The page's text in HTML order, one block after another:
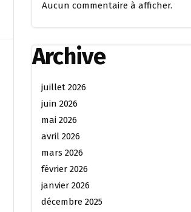
Aucun commentaire à afficher.
Archive
juillet 2026
juin 2026
mai 2026
avril 2026
mars 2026
février 2026
janvier 2026
décembre 2025